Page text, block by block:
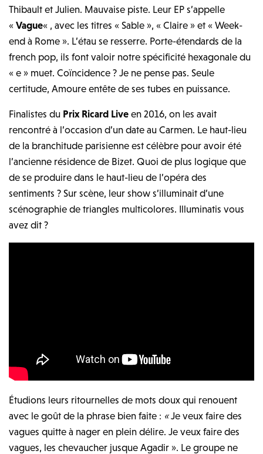
Thibault et Julien. Mauvaise piste. Leur EP s’appelle
«Vague« , avec les titres « Sable », « Claire » et « Week-
end à Rome ». L’étau se resserre. Porte-étendards de la
french pop, ils font valoir notre spécificité hexagonale du
« e » muet. Coïncidence ? Je ne pense pas. Seule
certitude, Amoure entête de ses tubes en puissance.
Finalistes du Prix Ricard Liveen 2016, on les avait
rencontré à l’occasion d’un date au Carmen. Le haut-lieu
de la branchitude parisienne est célèbre pour avoir été
l’ancienne résidence de Bizet. Quoi de plus logique que
de se produire dans le haut-lieu de l’opéra des
sentiments ? Sur scène, leur show s’illuminait d’une
scénographie de triangles multicolores. Illuminatis vous
avez dit ?
Étudions leurs ritournelles de mots doux qui renouent
avec le goût de la phrase bien faite : «Je veux faire des
vagues quitte à nager en plein délire. Je veux faire des
vagues, les chevaucher jusque Agadir ». Le groupe ne